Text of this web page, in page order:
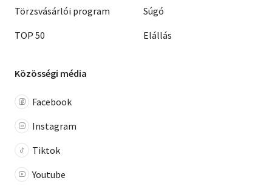
Törzsvásárlói program
TOP 50
Súgó
Elállás
Közösségi média
Facebook
Instagram
Tiktok
Youtube